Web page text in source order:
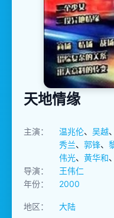
天地情缘
主演： 温兆伦、 吴越、
秀兰、 郭锋、
伟光、 黄华和、
导演：
王伟仁
年份：
2000
地区： 大陆